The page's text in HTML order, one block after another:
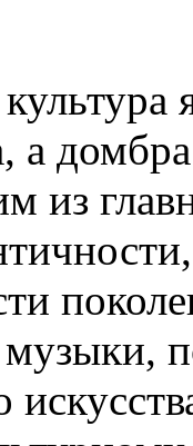
а
из